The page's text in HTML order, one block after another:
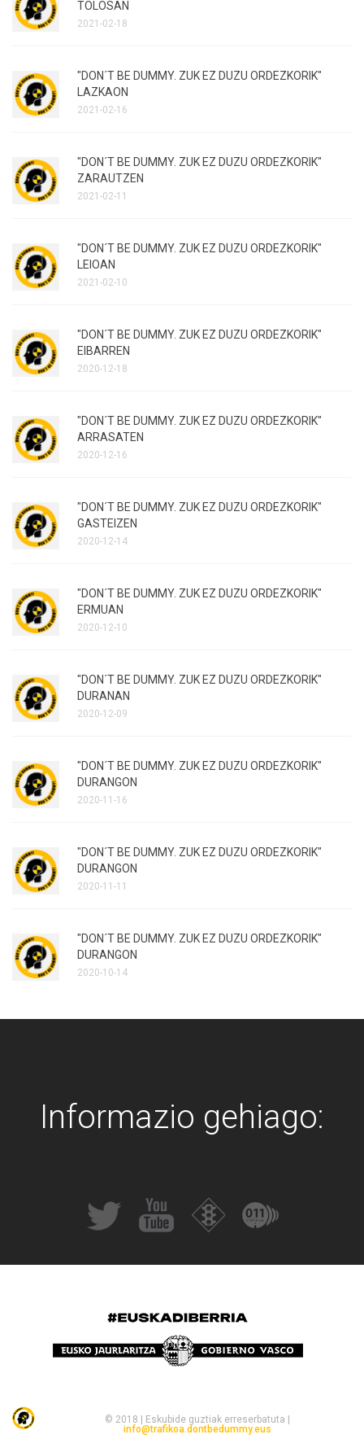
TOLOSAN
2021-02-18
"DON´T BE DUMMY. ZUK EZ DUZU ORDEZKORIK"
LAZKAON
2021-02-16
"DON´T BE DUMMY. ZUK EZ DUZU ORDEZKORIK"
ZARAUTZEN
2021-02-11
"DON´T BE DUMMY. ZUK EZ DUZU ORDEZKORIK"
LEIOAN
2021-02-10
"DON´T BE DUMMY. ZUK EZ DUZU ORDEZKORIK"
EIBARREN
2020-12-18
"DON´T BE DUMMY. ZUK EZ DUZU ORDEZKORIK"
ARRASATEN
2020-12-16
"DON´T BE DUMMY. ZUK EZ DUZU ORDEZKORIK"
GASTEIZEN
2020-12-14
"DON´T BE DUMMY. ZUK EZ DUZU ORDEZKORIK"
ERMUAN
2020-12-10
"DON´T BE DUMMY. ZUK EZ DUZU ORDEZKORIK"
DURANAN
2020-12-09
"DON´T BE DUMMY. ZUK EZ DUZU ORDEZKORIK"
DURANGON
2020-11-16
"DON´T BE DUMMY. ZUK EZ DUZU ORDEZKORIK"
DURANGON
2020-11-11
"DON´T BE DUMMY. ZUK EZ DUZU ORDEZKORIK"
DURANGON
2020-10-14
Informazio gehiago:
© 2018 | Eskubide guztiak erreserbatuta |
info@trafikoa.dontbedummy.eus